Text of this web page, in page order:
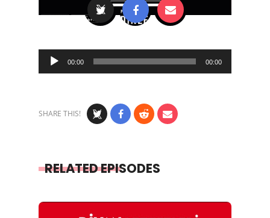
Audio
Player
00:00 00:00
SHARE THIS!
RELATED EPISODES